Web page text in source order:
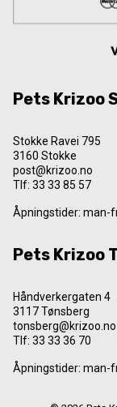
Pets Krizoo
Stokke Ravei 795
3160 Stokke
post@krizoo.no
Tlf: 33 33 85 57
Åpningstider: man-
Pets Krizoo
Håndverkergaten 4
3117 Tønsberg
tonsberg@krizoo.no
Tlf: 33 33 36 70
Åpningstider: man-